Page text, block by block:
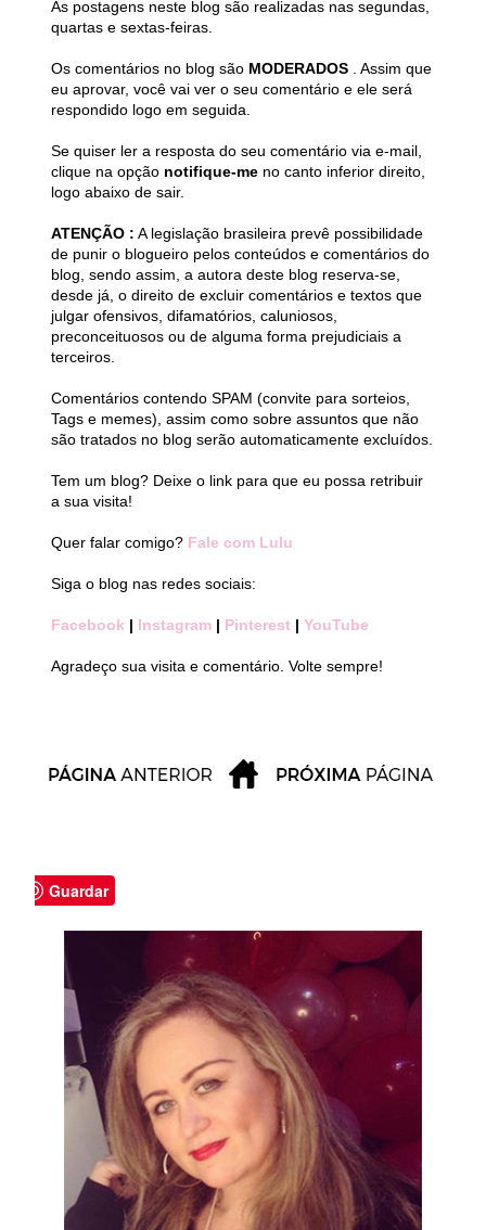
As postagens neste blog são realizadas nas segundas,
quartas e sextas-feiras.
Os comentários no blog são MODERADOS
. Assim que
eu aprovar, você vai ver o seu comentário e ele será
respondido logo em seguida.
Se quiser ler a resposta do seu comentário via e-mail,
clique na opção notifique-me no canto inferior direito,
logo abaixo de sair.
ATENÇÃO : A legislação brasileira prevê possibilidade
de punir o blogueiro pelos conteúdos e comentários do
blog, sendo assim, a autora deste blog reserva-se,
desde já, o direito de excluir comentários e textos que
julgar ofensivos, difamatórios, caluniosos,
preconceituosos ou de alguma forma prejudiciais a
terceiros.
Comentários contendo SPAM (convite para sorteios,
Tags e memes), assim como sobre assuntos que não
são tratados no blog serão automaticamente excluídos.
Tem um blog? Deixe o link para que eu possa retribuir
a sua visita!
Quer falar comigo? Fale com Lulu
Siga o blog nas redes sociais:
Facebook | Instagram | Pinterest | YouTube
Agradeço sua visita e comentário. Volte sempre!
Guardar